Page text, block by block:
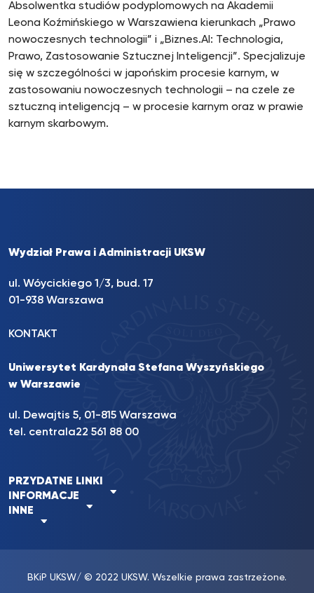
Absolwentka studiów podyplomowych na Akademii
Leona Koźmińskiego w Warszawiena kierunkach „Prawo
nowoczesnych technologii” i „Biznes.AI: Technologia,
Prawo, Zastosowanie Sztucznej Inteligencji”. Specjalizuje
się w szczególności w japońskim procesie karnym, w
zastosowaniu nowoczesnych technologii – na czele ze
sztuczną inteligencją – w procesie karnym oraz w prawie
karnym skarbowym.
Wydział Prawa i Administracji UKSW
ul. Wóycickiego 1/3, bud. 17
01-938 Warszawa
KONTAKT
Uniwersytet Kardynała Stefana Wyszyńskiego
w Warszawie
ul. Dewajtis 5, 01-815 Warszawa
tel. centrala22 561 88 00
PRZYDATNE LINKI
INFORMACJE
INNE
BKiP UKSW/ © 2022 UKSW. Wszelkie prawa zastrzeżone.